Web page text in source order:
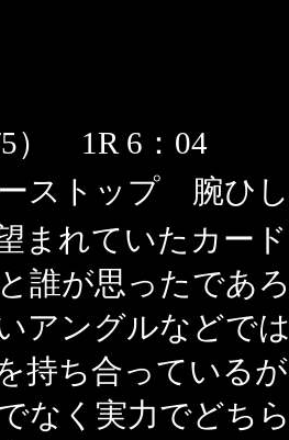
5） 1R 6：04
ストップ 腕ひ
れていたカード
誰が思ったであ
アングルなどで
持ち合っている
なく実力でどち